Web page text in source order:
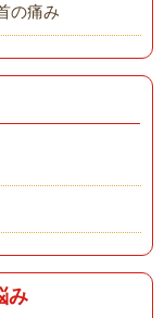
の痛み
み